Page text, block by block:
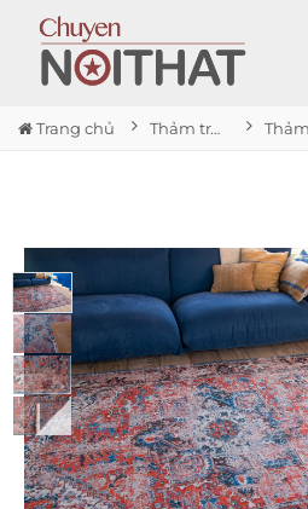
Trang chủ Thảm trải sàn cao cấp